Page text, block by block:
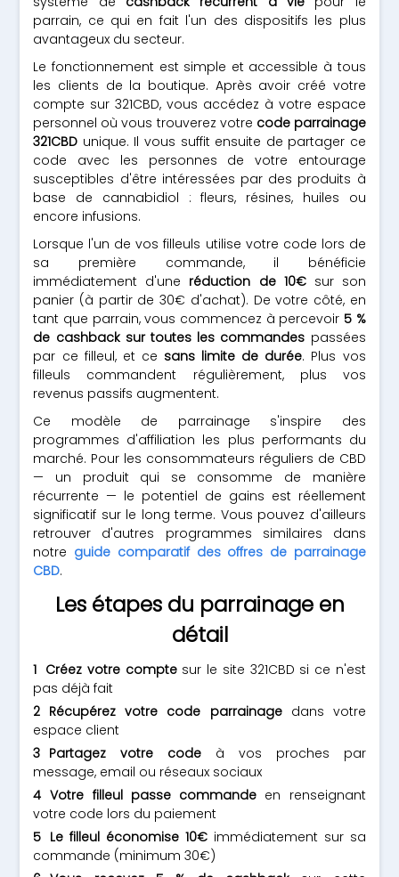
parrain, ce qui en fait l'un des dispositifs les plus
avantageux du secteur.
Le fonctionnement est simple et accessible à tous
les clients de la boutique. Après avoir créé votre
compte sur 321CBD, vous accédez à votre espace
personnel où vous trouverez votre code parrainage
321CBD unique. Il vous suffit ensuite de partager ce
code avec les personnes de votre entourage
susceptibles d'être intéressées par des produits à
base de cannabidiol : fleurs, résines, huiles ou
encore infusions.
Lorsque l'un de vos filleuls utilise votre code lors de
sa première commande, il bénéficie
immédiatement d'une réduction de 10€sur son
panier (à partir de 30€ d'achat). De votre côté, en
tant que parrain, vous commencez à percevoir 5 %
de cashback sur toutes les commandes passées
par ce filleul, et ce sans limite de durée. Plus vos
filleuls commandent régulièrement, plus vos
revenus passifs augmentent.
Ce modèle de parrainage s'inspire des
programmes d'affiliation les plus performants du
marché. Pour les consommateurs réguliers de CBD
— un produit qui se consomme de manière
récurrente — le potentiel de gains est réellement
significatif sur le long terme. Vous pouvez d'ailleurs
retrouver d'autres programmes similaires dans
notre guide comparatif des offres de parrainage
CBD.
Les étapes du parrainage en
détail
Créez votre comptesur le site 321CBD si ce n'est
pas déjà fait
Récupérez votre code parrainagedans votre
espace client
Partagez votre code à vos proches par
message, email ou réseaux sociaux
Votre filleul passe commande en renseignant
votre code lors du paiement
Le filleul économise 10€ immédiatement sur sa
commande (minimum 30€)